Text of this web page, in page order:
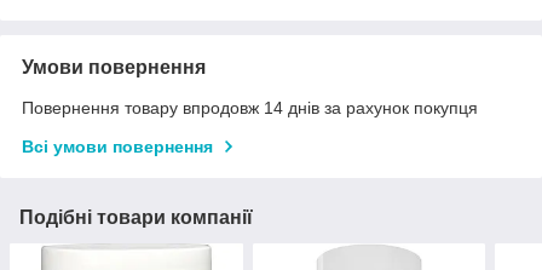
Умови повернення
Повернення товару впродовж 14 днів за рахунок покупця
Всі умови повернення
Подібні товари компанії